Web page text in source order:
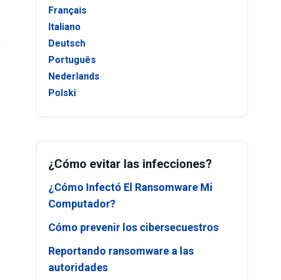
Français
Italiano
Deutsch
Português
Nederlands
Polski
¿Cómo evitar las infecciones?
¿Cómo Infectó El Ransomware Mi
Computador?
Cómo prevenir los cibersecuestros
Reportando ransomware a las
autoridades